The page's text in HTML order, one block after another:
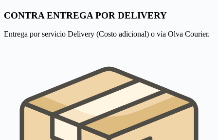
CONTRA ENTREGA POR DELIVERY
Entrega por servicio Delivery (Costo adicional) o vía Olva Courier.